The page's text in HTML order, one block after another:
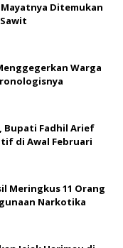
Ditemukan
Warga
Bupati Fadhil Arief
di Awal Februari
Meringkus 11 Orang
Narkotika